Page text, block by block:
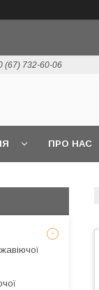
(67) 732-60-06
ПРО НАС